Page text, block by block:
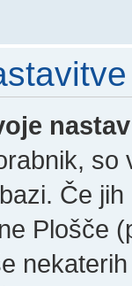
Če
Plošče